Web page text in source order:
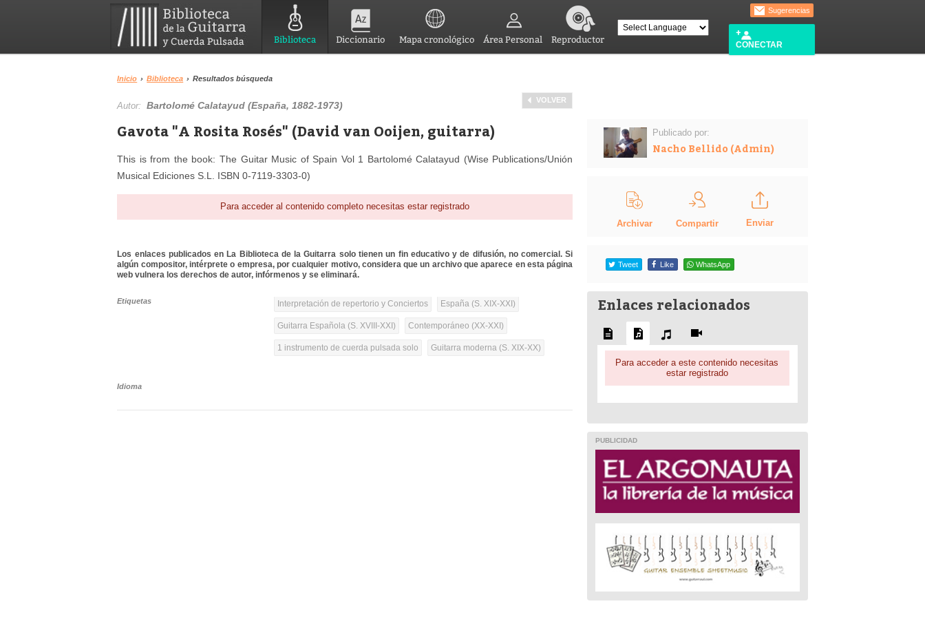
Biblioteca Diccionario Mapa cronológico Área Personal Reproductor
Sugerencias
CONECTAR
Inicio › Biblioteca › Resultados búsqueda
VOLVER
Autor:Bartolomé Calatayud (España, 1882-1973)
Gavota "A Rosita Rosés" (David van Ooijen, guitarra)
This is from the book: The Guitar Music of Spain Vol 1 Bartolomé Calatayud (Wise Publications/Unión
Musical Ediciones S.L. ISBN 0-7119-3303-0)
Para acceder al contenido completo necesitas estar registrado
Los enlaces publicados en La Biblioteca de la Guitarra solo tienen un fin educativo y de difusión, no comercial. Si
algún compositor, intérprete o empresa, por cualquier motivo, considera que un archivo que aparece en esta página
web vulnera los derechos de autor, infórmenos y se eliminará.
Etiquetas Interpretación de repertorio y Conciertos España (S. XIX-XXI)
Guitarra Española (S. XVIII-XXI) Contemporáneo (XX-XXI)
1 instrumento de cuerda pulsada solo Guitarra moderna (S. XIX-XX)
Idioma
Publicado por:
Nacho Bellido (Admin)
Archivar Compartir Enviar
Tweet Like WhatsApp
Enlaces relacionados
Para acceder a este contenido necesitas
estar registrado
PUBLICIDAD